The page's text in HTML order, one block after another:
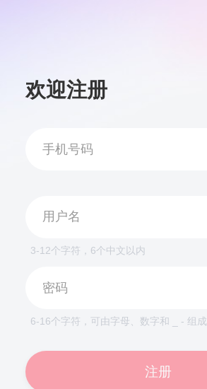
欢迎注册
3-12个字符，6个中文以内
6-16个字符，可由字母、数字和 _ - 组成
注册